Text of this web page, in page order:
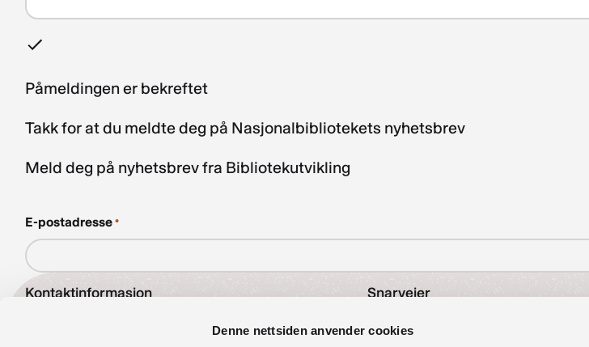
Denne nettsiden anvender cookies
Påmeldingen er bekreftet
Takk for at du meldte deg på Nasjonalbibliotekets nyhetsbrev
Meld deg på nyhetsbrev fra Bibliotekutvikling
E-postadresse *
Kontaktinformasjon
Snarveier
Nyheter